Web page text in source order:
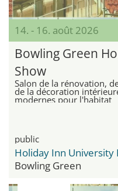
14. - 16. août 2026
Bowling Green
Show
Salon de la rénovation,
de la décoration
modernes pour l'habitat
public
Bowling Green